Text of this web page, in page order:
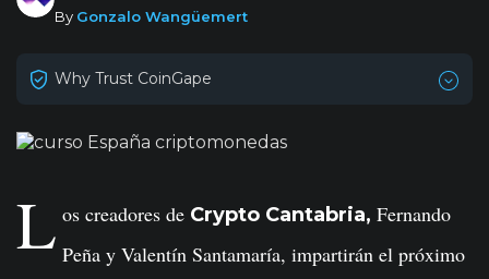
By Gonzalo Wangüemert
Why Trust CoinGape
L os creadores de Crypto Cantabria,Fernando
Peña y Valentín Santamaría, impartirán el próximo